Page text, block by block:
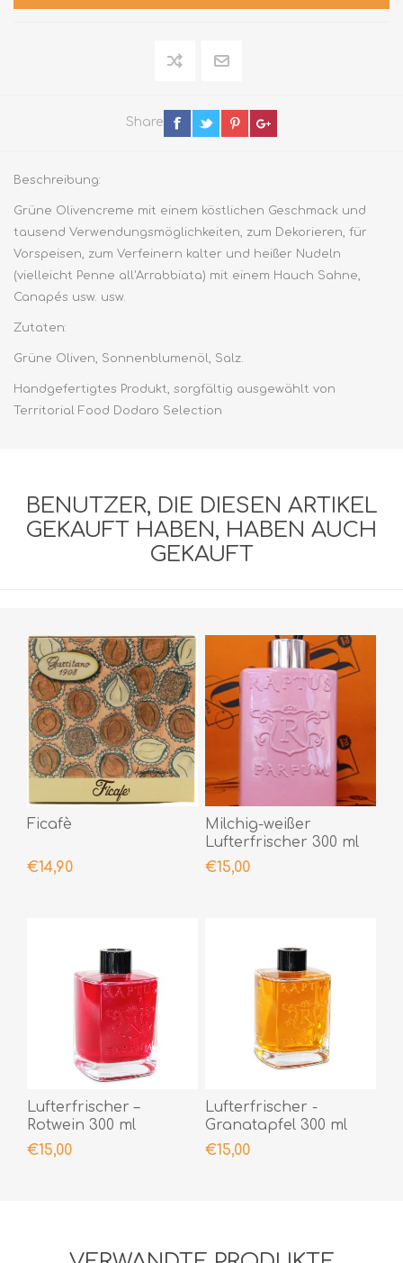
Share
Beschreibung:
Grüne Olivencreme mit einem köstlichen Geschmack und
tausend Verwendungsmöglichkeiten, zum Dekorieren, für
Vorspeisen, zum Verfeinern kalter und heißer Nudeln
(vielleicht Penne all'Arrabbiata) mit einem Hauch Sahne,
Canapés usw. usw.
Zutaten:
Grüne Oliven, Sonnenblumenöl, Salz.
Handgefertigtes Produkt, sorgfältig ausgewählt von
Territorial Food Dodaro Selection
BENUTZER, DIE DIESEN ARTIKEL
GEKAUFT HABEN, HABEN AUCH
GEKAUFT
Ficafè
€14,90
Milchig-weißer
Lufterfrischer 300 ml
€15,00
Lufterfrischer –
Rotwein 300 ml
€15,00
Lufterfrischer -
Granatapfel 300 ml
€15,00